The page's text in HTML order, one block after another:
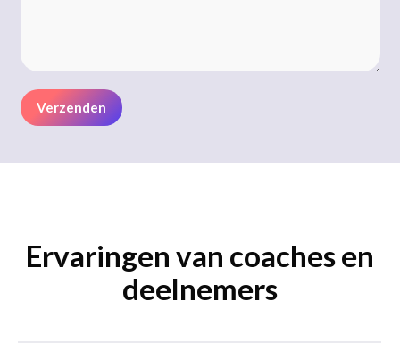
Ervaringen van coaches en
deelnemers